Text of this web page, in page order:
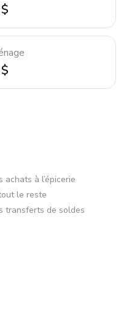
à l’épicerie
le reste
transferts de soldes